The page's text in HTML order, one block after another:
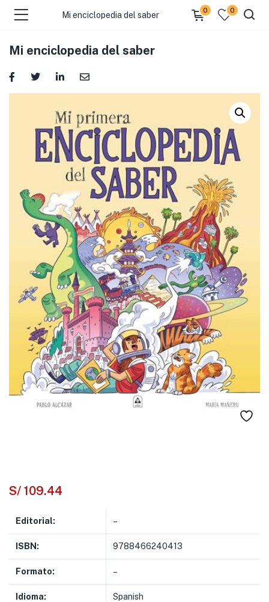
Mi enciclopedia del saber
0 0
Mi enciclopedia del saber
S/ 109.44
Editorial: –
ISBN: 9788466240413
Formato: –
Idioma: Spanish